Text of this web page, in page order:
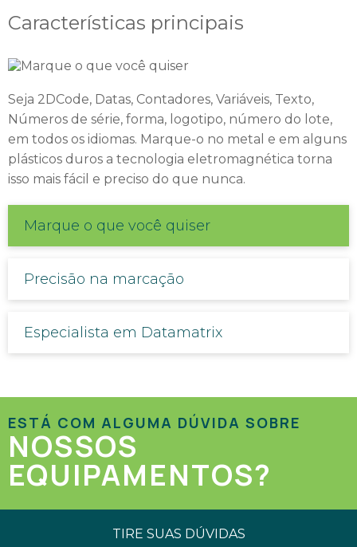
Características principais
Seja 2DCode, Datas, Contadores, Variáveis, Texto,
Números de série, forma, logotipo, número do lote,
em todos os idiomas. Marque-o no metal e em alguns
plásticos duros a tecnologia eletromagnética torna
isso mais fácil e preciso do que nunca.
Marque o que você quiser
Precisão na marcação
Especialista em Datamatrix
ESTÁ COM ALGUMA DÚVIDA SOBRE
NOSSOS
EQUIPAMENTOS?
TIRE SUAS DÚVIDAS